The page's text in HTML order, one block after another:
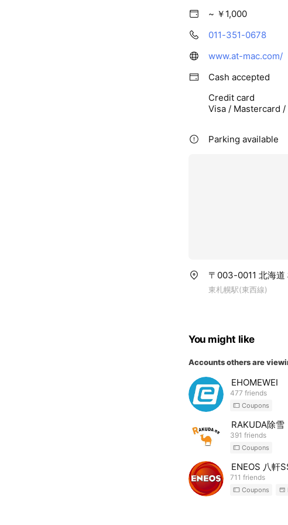
~ ￥1,000
011-351-0678
www.at-mac.com/
Cash accepted
Credit card
Visa / Mastercard
Parking available
〒003-0011 北海
東札幌駅(東西線)
You might like
Accounts others are
EHOMEWEI
477 friends
Coupons
RAKUDA除雪
391 friends
Coupons
ENEOS 八軒
711 friends
Coupons